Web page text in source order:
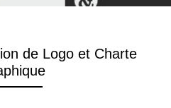
de Logo et Charte